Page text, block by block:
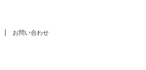
お問い合わせ